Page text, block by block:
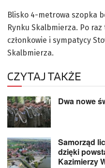
Blisko 4-metrowa szopka
Rynku Skalbmierza. Po
członkowie i sympatycy
Skalbmierza.
CZYTAJ TAKŻE
Dwa nowe
Samorząd
dzięki
Kazimierzy